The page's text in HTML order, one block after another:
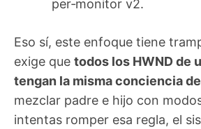
per‑monitor v2.
Eso sí, este enfoque tiene
exige que todos los HWND de
tengan la misma conciencia de
mezclar padre e hijo con
intentas romper esa regla, el